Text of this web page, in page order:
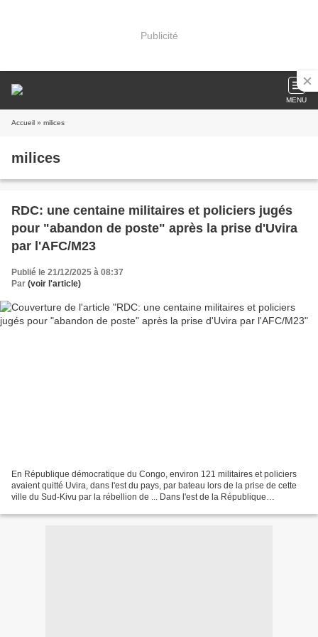
Publicité
MENU
Accueil » milices
milices
RDC: une centaine militaires et policiers jugés
pour "abandon de poste" après la prise d'Uvira
par l'AFC/M23
Publié le 21/12/2025 à 08:37
Par (voir l'article)
En République démocratique du Congo, environ 121 militaires et policiers
avaient quitté Uvira, dans l'est du pays, par bateau lors de la prise de cette
ville du Sud-Kivu par la rébellion de ... Dans l'est de la République